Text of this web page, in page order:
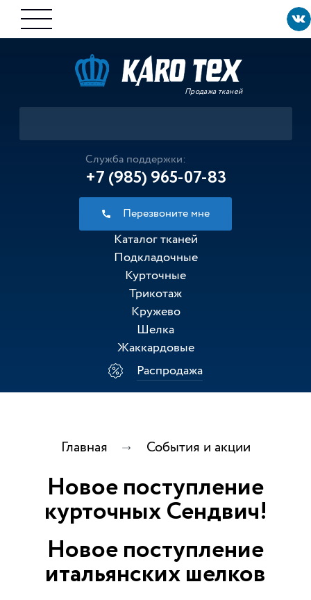
Продажа тканей
Служба поддержки:
+7 (985) 965-07-83
Перезвоните мне
Каталог тканей
Подкладочные
Курточные
Трикотаж
Кружево
Шелка
Жаккардовые
Распродажа
Главная События и акции
Новое поступление
курточных Сендвич!
Новое поступление
итальянских шелков